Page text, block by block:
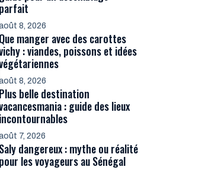
parfait
8, 2026
Que manger avec des carottes
: viandes, poissons et idées
8, 2026
Plus belle destination
: guide des lieux
incontournables
7, 2026
Saly dangereux : mythe ou réalité
pour les voyageurs au Sénégal